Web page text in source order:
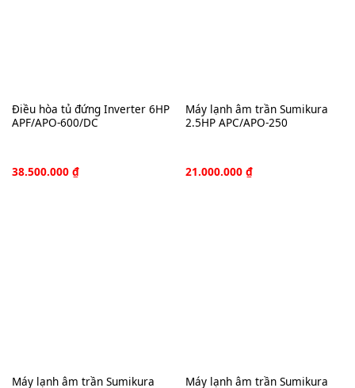
Điều hòa tủ đứng Inverter 6HP
APF/APO-600/DC
38.500.000 ₫
Máy lạnh âm trần Sumikura
2.5HP APC/APO-250
21.000.000 ₫
Máy lạnh âm trần Sumikura
Máy lạnh âm trần Sumikura